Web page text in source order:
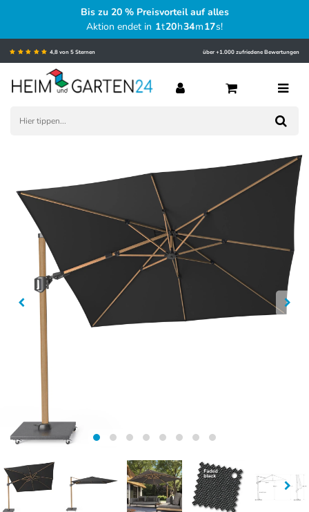
Bis zu 20 % Preisvorteil auf alles
Aktion endet in 1t20h34m16s!
4,8 von 5 Sternen über +1.000 zufriedene Bewertungen